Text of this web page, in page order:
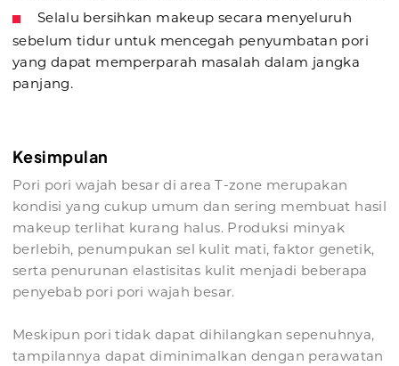
Selalu bersihkan makeup secara menyeluruh
sebelum tidur untuk mencegah penyumbatan pori
yang dapat memperparah masalah dalam jangka
panjang.
Kesimpulan
Pori pori wajah besar di area T-zone merupakan
kondisi yang cukup umum dan sering membuat hasil
makeup terlihat kurang halus. Produksi minyak
berlebih, penumpukan sel kulit mati, faktor genetik,
serta penurunan elastisitas kulit menjadi beberapa
penyebab pori pori wajah besar.
Meskipun pori tidak dapat dihilangkan sepenuhnya,
tampilannya dapat diminimalkan dengan perawatan